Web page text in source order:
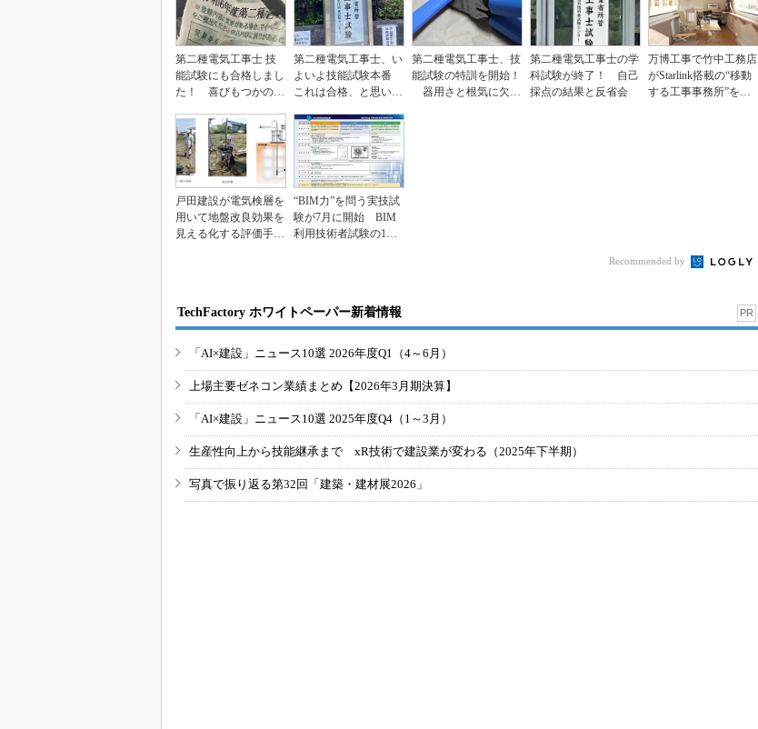
第二種電気工事士 技
能試験にも合格しまし
た！ 喜びもつかの
ハ...
第二種電気工事士、い
よいよ技能試験本番
これは合格、と思いき
第二種電気工事士、技
能試験の特訓を開始！
器用さと根気に欠け
第二種電気工事士の学
科試験が終了！ 自己
採点の結果と反省会
万博工事で竹中工務店
がStarlink搭載の“移動
する工事事務所”を試
戸田建設が電気検層を
用いて地盤改良効果を
見える化する評価手法
“BIM力”を問う実技試
験が7月に開始 BIM
利用技術者試験の1級
Recommended by
TechFactory ホワイトペーパー新着情報 PR
「AI×建設」ニュース10選 2026年度Q1（4～6月）
上場主要ゼネコン業績まとめ【2026年3月期決算】
「AI×建設」ニュース10選 2025年度Q4（1～3月）
生産性向上から技能継承まで xR技術で建設業が変わる（2025年下半期）
写真で振り返る第32回「建築・建材展2026」